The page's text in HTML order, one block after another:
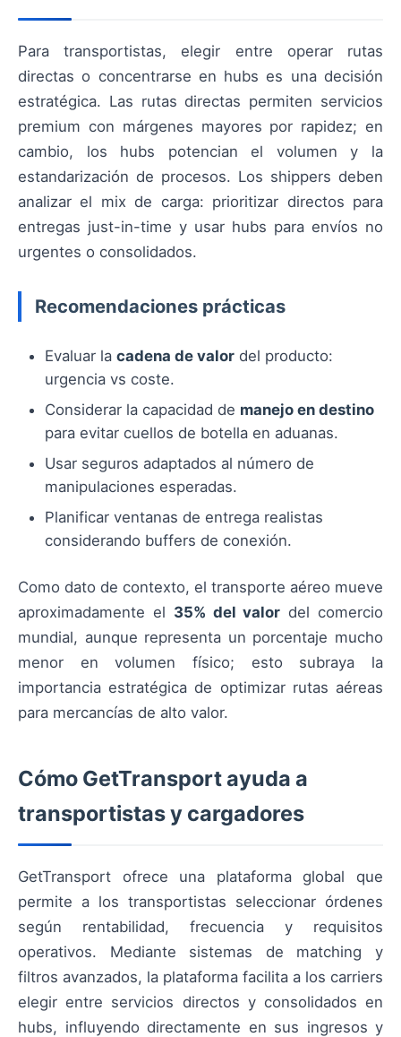
Para transportistas, elegir entre operar rutas
directas o concentrarse en hubs es una decisión
estratégica. Las rutas directas permiten servicios
premium con márgenes mayores por rapidez; en
cambio, los hubs potencian el volumen y la
estandarización de procesos. Los shippers deben
analizar el mix de carga: prioritizar directos para
entregas just-in-time y usar hubs para envíos no
urgentes o consolidados.
Recomendaciones prácticas
Evaluar la cadena de valor del producto:
urgencia vs coste.
Considerar la capacidad de manejo en destino
para evitar cuellos de botella en aduanas.
Usar seguros adaptados al número de
manipulaciones esperadas.
Planificar ventanas de entrega realistas
considerando buffers de conexión.
Como dato de contexto, el transporte aéreo mueve
aproximadamente el 35% del valor del comercio
mundial, aunque representa un porcentaje mucho
menor en volumen físico; esto subraya la
importancia estratégica de optimizar rutas aéreas
para mercancías de alto valor.
Cómo GetTransport ayuda a
transportistas y cargadores
GetTransport ofrece una plataforma global que
permite a los transportistas seleccionar órdenes
según rentabilidad, frecuencia y requisitos
operativos. Mediante sistemas de matching y
filtros avanzados, la plataforma facilita a los carriers
elegir entre servicios directos y consolidados en
hubs, influyendo directamente en sus ingresos y